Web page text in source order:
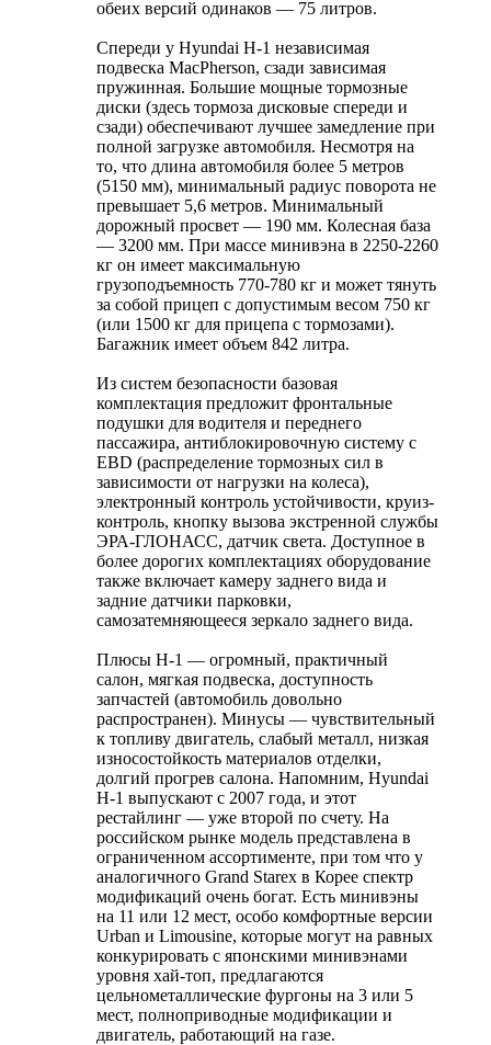
обеих версий одинаков — 75 литров.
Спереди у Hyundai H-1 независимая
подвеска MacPherson, сзади зависимая
пружинная. Большие мощные тормозные
диски (здесь тормоза дисковые спереди и
сзади) обеспечивают лучшее замедление при
полной загрузке автомобиля. Несмотря на
то, что длина автомобиля более 5 метров
(5150 мм), минимальный радиус поворота не
превышает 5,6 метров. Минимальный
дорожный просвет — 190 мм. Колесная база
— 3200 мм. При массе минивэна в 2250-2260
кг он имеет максимальную
грузоподъемность 770-780 кг и может тянуть
за собой прицеп с допустимым весом 750 кг
(или 1500 кг для прицепа с тормозами).
Багажник имеет объем 842 литра.
Из систем безопасности базовая
комплектация предложит фронтальные
подушки для водителя и переднего
пассажира, антиблокировочную систему с
EBD (распределение тормозных сил в
зависимости от нагрузки на колеса),
электронный контроль устойчивости, круиз-
контроль, кнопку вызова экстренной службы
ЭРА-ГЛОНАСС, датчик света. Доступное в
более дорогих комплектациях оборудование
также включает камеру заднего вида и
задние датчики парковки,
самозатемняющееся зеркало заднего вида.
Плюсы H-1 — огромный, практичный
салон, мягкая подвеска, доступность
запчастей (автомобиль довольно
распространен). Минусы — чувствительный
к топливу двигатель, слабый металл, низкая
износостойкость материалов отделки,
долгий прогрев салона. Напомним, Hyundai
H-1 выпускают с 2007 года, и этот
рестайлинг — уже второй по счету. На
российском рынке модель представлена в
ограниченном ассортименте, при том что у
аналогичного Grand Starex в Корее спектр
модификаций очень богат. Есть минивэны
на 11 или 12 мест, особо комфортные версии
Urban и Limousine, которые могут на равных
конкурировать с японскими минивэнами
уровня хай-топ, предлагаются
цельнометаллические фургоны на 3 или 5
мест, полноприводные модификации и
двигатель, работающий на газе.